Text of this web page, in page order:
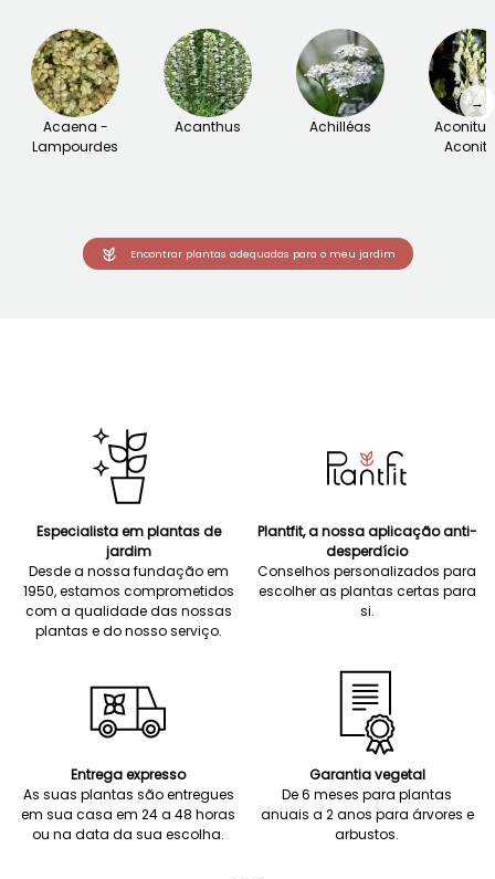
Acaena -
Lampourdes
Acanthus Achilléas
→
Encontrar plantas adequadas para o meu jardim
Especialista em plantas de
jardim
Desde a nossa fundação em
1950, estamos comprometidos
com a qualidade das nossas
plantas e do nosso serviço.
Plantfit, a nossa aplicação anti-
desperdício
Conselhos personalizados para
escolher as plantas certas para
si.
Entrega expresso
As suas plantas são entregues
em sua casa em 24 a 48 horas
ou na data da sua escolha.
Garantia vegetal
De 6 meses para plantas
anuais a 2 anos para árvores e
arbustos.